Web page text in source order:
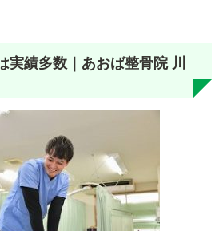
実績多数｜あおば整骨院 川